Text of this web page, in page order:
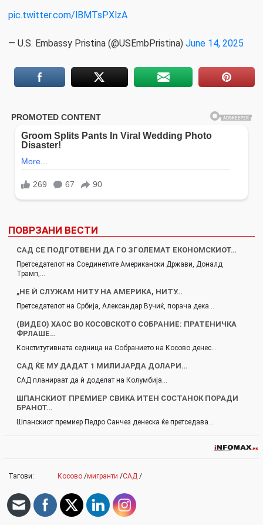
pic.twitter.com/lBMTsPXlzA
— U.S. Embassy Pristina (@USEmbPristina) June 14, 2025
ПОВРЗАНИ ВЕСТИ
САД СЕ ПОДГОТВЕНИ ДА ГО ЗГОЛЕМАТ ЕКОНОМСКИОТ…
Претседателот на Соединетите Американски Држави, Доналд
Трамп,…
„НЕ Ѝ СЛУЖАМ НИТУ НА АМЕРИКА, НИТУ…
Претседателот на Србија, Александар Вучиќ, порача дека…
(ВИДЕО) ХАОС ВО КОСОВСКОТО СОБРАНИЕ: ПРАТЕНИЧКА
ФРЛАШЕ…
Конститутивната седница на Собранието на Косово денес…
САД ЌЕ МУ ДАДАТ 1 МИЛИЈАРДА ДОЛАРИ…
САД планираат да ѝ доделат на Колумбија…
ШПАНСКИОТ ПРЕМИЕР СВИКА ИТЕН СОСТАНОК ПОРАДИ
БРАНОТ…
Шпанскиот премиер Педро Санчез денеска ќе претседава…
Тагови: Косово /мигранти /САД /